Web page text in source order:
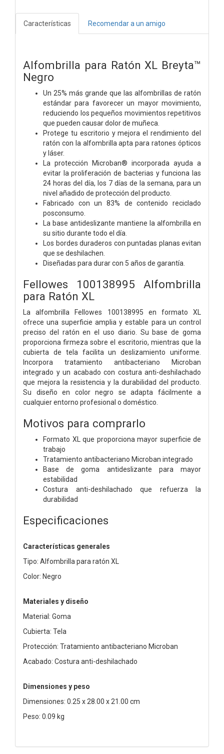
Características Recomendar a un amigo
Alfombrilla para Ratón XL Breyta™
Negro
Un 25% más grande que las alfombrillas de ratón
estándar para favorecer un mayor movimiento,
reduciendo los pequeños movimientos repetitivos
que pueden causar dolor de muñeca.
Protege tu escritorio y mejora el rendimiento del
ratón con la alfombrilla apta para ratones ópticos
y láser.
La protección Microban® incorporada ayuda a
evitar la proliferación de bacterias y funciona las
24 horas del día, los 7 días de la semana, para un
nivel añadido de protección del producto.
Fabricado con un 83% de contenido reciclado
posconsumo.
La base antideslizante mantiene la alfombrilla en
su sitio durante todo el día.
Los bordes duraderos con puntadas planas evitan
que se deshilachen.
Diseñadas para durar con 5 años de garantía.
Fellowes 100138995 Alfombrilla
para Ratón XL
La alfombrilla Fellowes 100138995 en formato XL
ofrece una superficie amplia y estable para un control
preciso del ratón en el uso diario. Su base de goma
proporciona firmeza sobre el escritorio, mientras que la
cubierta de tela facilita un deslizamiento uniforme.
Incorpora tratamiento antibacteriano Microban
integrado y un acabado con costura anti-deshilachado
que mejora la resistencia y la durabilidad del producto.
Su diseño en color negro se adapta fácilmente a
cualquier entorno profesional o doméstico.
Motivos para comprarlo
Formato XL que proporciona mayor superficie de
trabajo
Tratamiento antibacteriano Microban integrado
Base de goma antideslizante para mayor
estabilidad
Costura anti-deshilachado que refuerza la
durabilidad
Especificaciones
Características generales
Tipo: Alfombrilla para ratón XL
Color: Negro
Materiales y diseño
Material: Goma
Cubierta: Tela
Protección: Tratamiento antibacteriano Microban
Acabado: Costura anti-deshilachado
Dimensiones y peso
Dimensiones: 0.25 x 28.00 x 21.00 cm
Peso: 0.09 kg